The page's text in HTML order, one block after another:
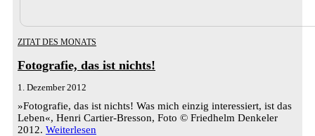
ZITAT DES MONATS
Fotografie, das ist nichts!
1. Dezember 2012
»Fotografie, das ist nichts! Was mich einzig interessiert, ist das
Leben«, Henri Cartier-Bresson, Foto © Friedhelm Denkeler
2012. Weiterlesen